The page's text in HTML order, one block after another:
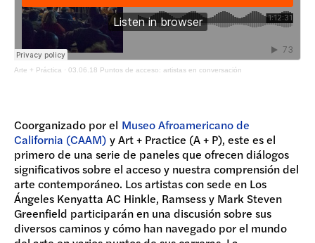
Arte + Práctica · 03.06.18 Puntos de acceso: artistas en conversación
Coorganizado por el Museo Afroamericano de
California (CAAM) y Art + Practice (A + P), este es el
primero de una serie de paneles que ofrecen diálogos
significativos sobre el acceso y nuestra comprensión del
arte contemporáneo. Los artistas con sede en Los
Ángeles Kenyatta AC Hinkle, Ramsess y Mark Steven
Greenfield participarán en una discusión sobre sus
diversos caminos y cómo han navegado por el mundo